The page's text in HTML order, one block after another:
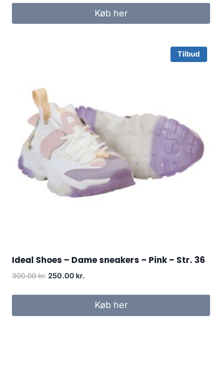
was:
is:
125.00 kr..
Køb her
Tilbud
Ideal Shoes – Dame sneakers – Pink – Str. 36
300.00kr. Original
250.00 kr.
250.00 kr..
Køb her